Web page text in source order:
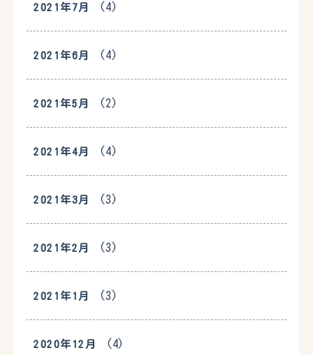
2021年7月 (4)
2021年6月 (4)
2021年5月 (2)
2021年4月 (4)
2021年3月 (3)
2021年2月 (3)
2021年1月 (3)
2020年12月 (4)